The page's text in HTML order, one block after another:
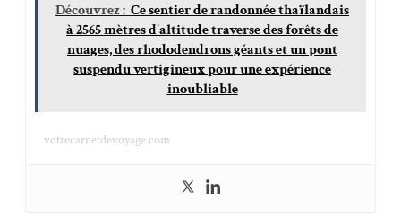
Découvrez : Ce sentier de randonnée thaïlandais
à 2565 mètres d'altitude traverse des forêts de
nuages, des rhododendrons géants et un pont
suspendu vertigineux pour une expérience
inoubliable
votrecarnetdevoyage.com